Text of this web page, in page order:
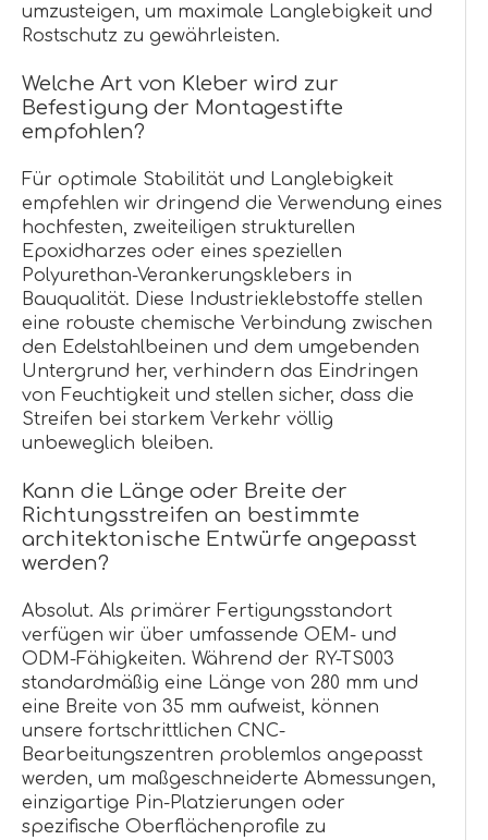
umzusteigen, um maximale Langlebigkeit und
Rostschutz zu gewährleisten.
Welche Art von Kleber wird zur
Befestigung der Montagestifte
empfohlen?
Für optimale Stabilität und Langlebigkeit
empfehlen wir dringend die Verwendung eines
hochfesten, zweiteiligen strukturellen
Epoxidharzes oder eines speziellen
Polyurethan-Verankerungsklebers in
Bauqualität. Diese Industrieklebstoffe stellen
eine robuste chemische Verbindung zwischen
den Edelstahlbeinen und dem umgebenden
Untergrund her, verhindern das Eindringen
von Feuchtigkeit und stellen sicher, dass die
Streifen bei starkem Verkehr völlig
unbeweglich bleiben.
Kann die Länge oder Breite der
Richtungsstreifen an bestimmte
architektonische Entwürfe angepasst
werden?
Absolut. Als primärer Fertigungsstandort
verfügen wir über umfassende OEM- und
ODM-Fähigkeiten. Während der RY-TS003
standardmäßig eine Länge von 280 mm und
eine Breite von 35 mm aufweist, können
unsere fortschrittlichen CNC-
Bearbeitungszentren problemlos angepasst
werden, um maßgeschneiderte Abmessungen,
einzigartige Pin-Platzierungen oder
spezifische Oberflächenprofile zu